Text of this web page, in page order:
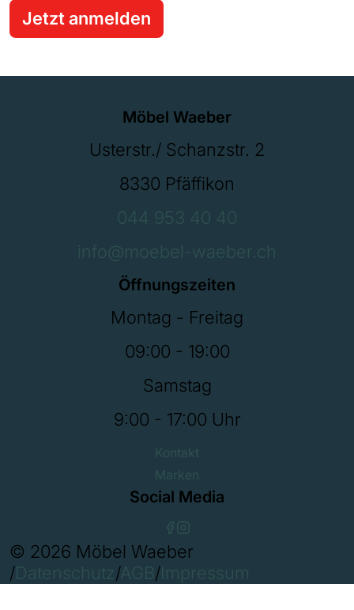
Jetzt anmelden
Möbel Waeber
Usterstr./ Schanzstr. 2
8330 Pfäffikon
044 953 40 40
info@moebel-waeber.ch
Öffnungszeiten
Montag - Freitag
09:00 - 19:00
Samstag
9:00 - 17:00 Uhr
Kontakt
Marken
Social Media
© 2026 Möbel Waeber
/Datenschutz/AGB/Impressum